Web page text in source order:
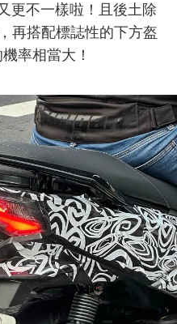
更不一樣啦！且後土除
再搭配標誌性的下方盔
率相當大！